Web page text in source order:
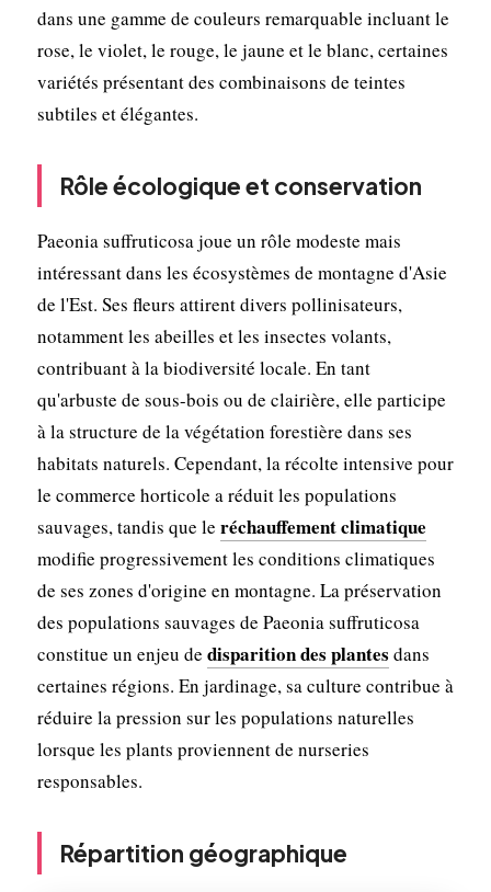
dans une gamme de couleurs remarquable incluant le
rose, le violet, le rouge, le jaune et le blanc, certaines
variétés présentant des combinaisons de teintes
subtiles et élégantes.
Rôle écologique et conservation
Paeonia suffruticosa joue un rôle modeste mais
intéressant dans les écosystèmes de montagne d'Asie
de l'Est. Ses fleurs attirent divers pollinisateurs,
notamment les abeilles et les insectes volants,
contribuant à la biodiversité locale. En tant
qu'arbuste de sous-bois ou de clairière, elle participe
à la structure de la végétation forestière dans ses
habitats naturels. Cependant, la récolte intensive pour
le commerce horticole a réduit les populations
sauvages, tandis que le réchauffement climatique
modifie progressivement les conditions climatiques
de ses zones d'origine en montagne. La préservation
des populations sauvages de Paeonia suffruticosa
constitue un enjeu de disparition des plantes dans
certaines régions. En jardinage, sa culture contribue à
réduire la pression sur les populations naturelles
lorsque les plants proviennent de nurseries
responsables.
Répartition géographique